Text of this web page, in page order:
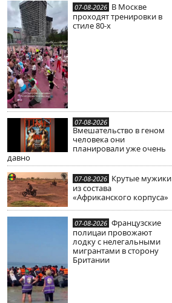
07-08-2026 В Москве
проходят тренировки в
стиле 80-х
07-08-2026
Вмешательство в геном
человека они
планировали уже очень
давно
07-08-2026 Крутые мужики
из состава
«Африканского корпуса»
07-08-2026 Французские
полицаи провожают
лодку с нелегальными
мигрантами в сторону
Британии